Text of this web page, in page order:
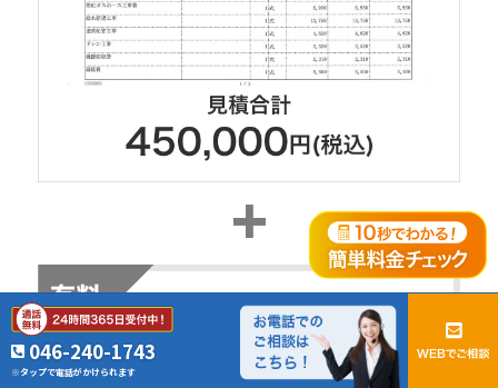
046-240-1743
※タップで電話がかけられます